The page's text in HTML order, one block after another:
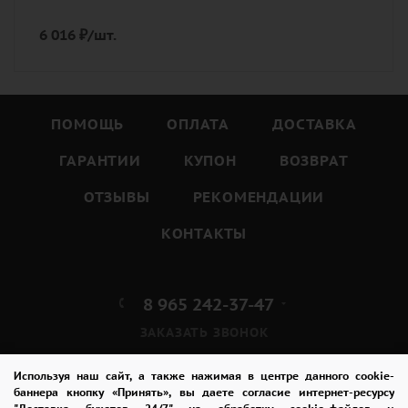
Используя наш сайт, а также нажимая в центре данного cookie-
баннера кнопку «Принять», вы даете согласие интернет-ресурсу
6 016 ₽/шт.
ПОМОЩЬ ОПЛАТА
ДОСТАВКА
ГАРАНТИИ
КУПОН
ВОЗВРАТ
ОТЗЫВЫ
РЕКОМЕНДАЦИИ
КОНТАКТЫ
8 965 242-37-47
admin@buket24delivery.ru